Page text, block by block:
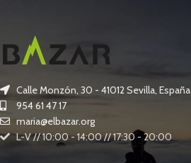
Calle Monzón, 30 - 41012 Sevilla, España
954 61 47 17
maria@elbazar.org
L-V // 10:00 - 14:00 // 17:30 - 20:00